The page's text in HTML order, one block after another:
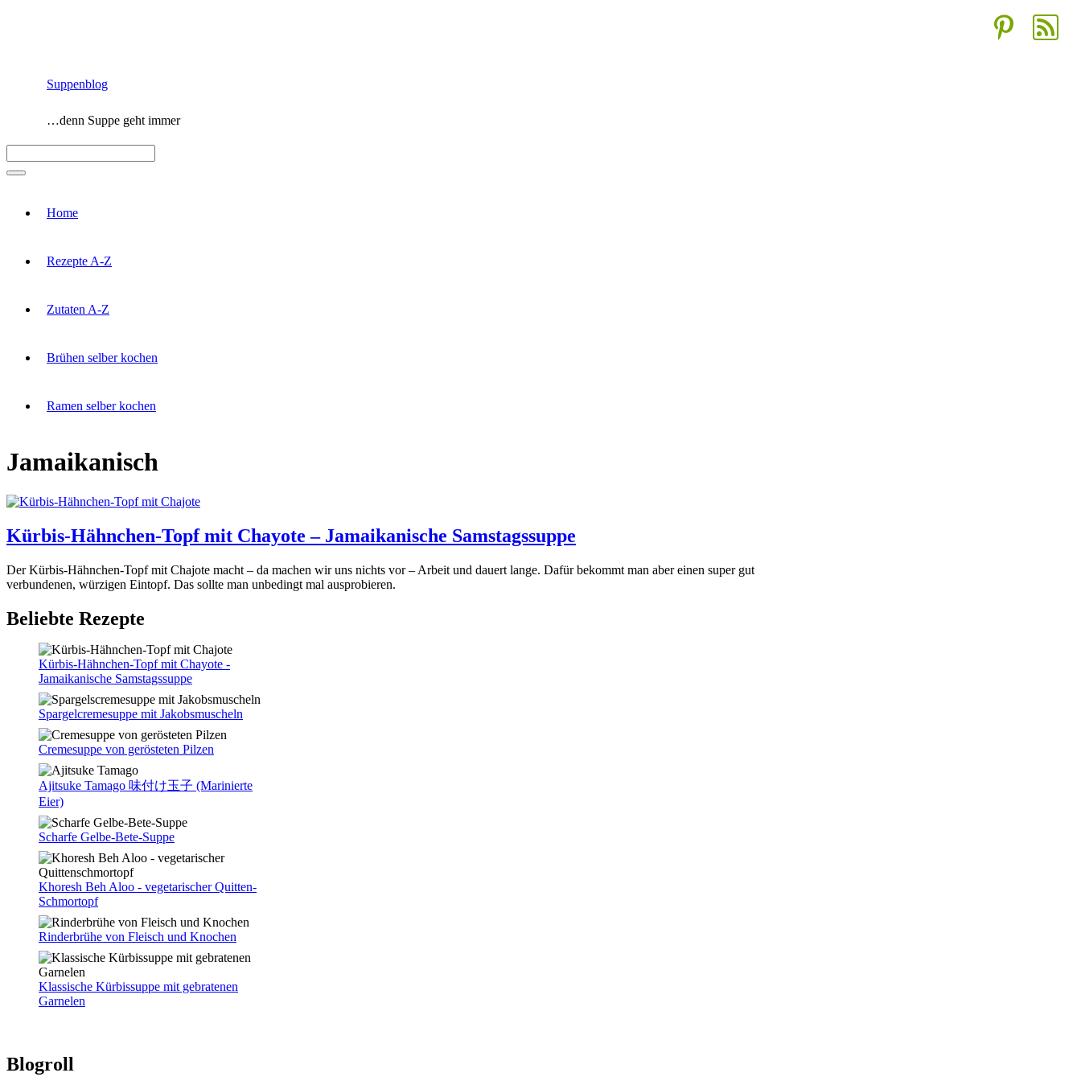
Suppenblog
…denn Suppe geht immer
Home
Rezepte A-Z
Zutaten A-Z
Brühen selber kochen
Ramen selber kochen
Jamaikanisch
Kürbis-Hähnchen-Topf mit Chayote – Jamaikanische Samstagssuppe
Der Kürbis-Hähnchen-Topf mit Chajote macht – da machen wir uns nichts vor – Arbeit und dauert lange. Dafür bekommt man aber einen super gut
verbundenen, würzigen Eintopf. Das sollte man unbedingt mal ausprobieren.
Beliebte Rezepte
Kürbis-Hähnchen-Topf mit Chayote -
Jamaikanische Samstagssuppe
Spargelcremesuppe mit Jakobsmuscheln
Cremesuppe von gerösteten Pilzen
Ajitsuke Tamago 味付け玉子 (Marinierte
Eier)
Scharfe Gelbe-Bete-Suppe
Khoresh Beh Aloo - vegetarischer Quitten-
Schmortopf
Rinderbrühe von Fleisch und Knochen
Klassische Kürbissuppe mit gebratenen
Garnelen
Blogroll